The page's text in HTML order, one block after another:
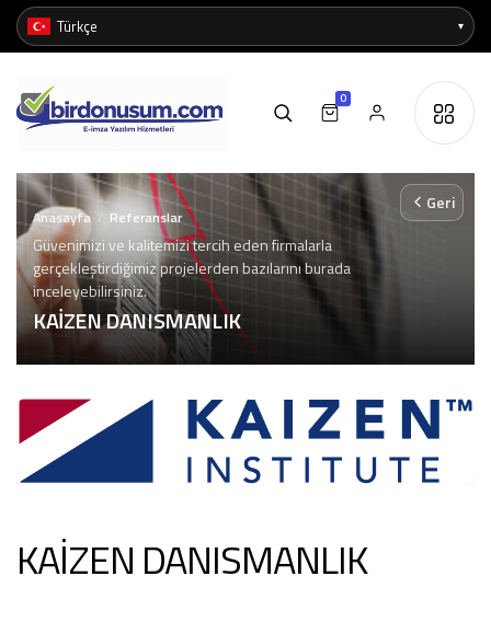
0
KAİZEN DANISMANLIK
Güvenimizi ve kalitemizi tercih eden firmalarla
gerçekleştirdiğimiz projelerden bazılarını burada
inceleyebilirsiniz.
Anasayfa / Referanslar
Geri
KAİZEN DANISMANLIK